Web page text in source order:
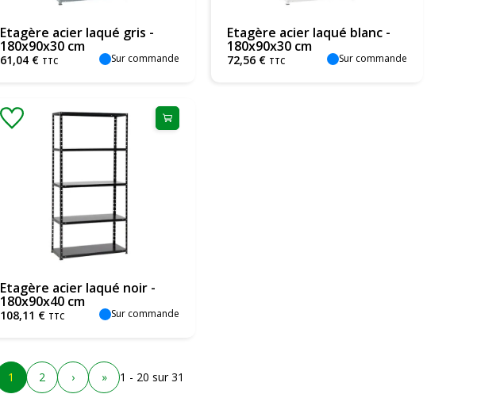
Etagère acier laqué gris -
180x90x30 cm
61,04€ TTC Sur commande
Etagère acier laqué blanc -
180x90x30 cm
72,56 € TTC Sur commande
Etagère acier laqué noir -
180x90x40 cm
108,11 € TTC Sur commande
1 2 › » 1 - 20 sur 31